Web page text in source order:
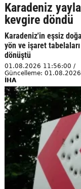
Karadeniz
kevgire döndü
Karadeniz'in eşsiz
yön ve işaret
dönüştü
01.08.2026 11:56:00 /
Güncelleme:
İHA